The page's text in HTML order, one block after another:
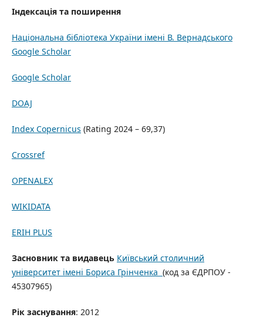
Індексація та поширення
Національна бібліотека України імені В. Вернадського
Google Scholar
Google Scholar
DOAJ
Index Copernicus (Rating 2024 – 69,37)
Crossref
OPENALEX
WIKIDATA
ERIH PLUS
Засновник та видавець Київський столичний
університет імені Бориса Грінченка (код за ЄДРПОУ -
45307965)
Рік заснування: 2012